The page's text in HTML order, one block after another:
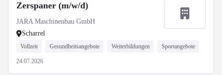
Zerspaner (m/w/d)
JARA Maschinenbau GmbH
Scharrel
Vollzeit Gesundheitsangebote Weiterbildungen Sportangebote
24.07.2026